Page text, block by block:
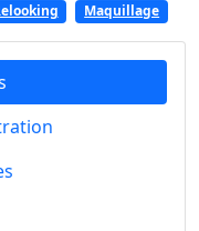
Maquillage